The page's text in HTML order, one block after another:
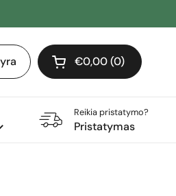
Atidaryti krepšelį
Pirkinių krepšelis Iš
€0,00 0
produktai (-ų) yra
Reikia pristatymo?
Pristatymas